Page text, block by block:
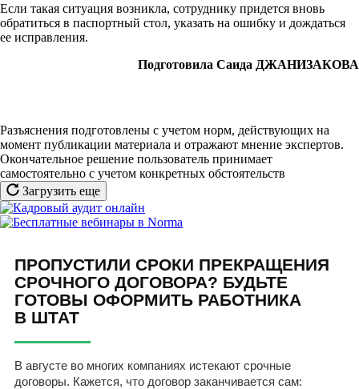
Если такая ситуация возникла, сотруднику придется вновь
обратиться в паспортный стол, указать на ошибку и дождаться
ее исправления.
Подготовила Саида ДЖАНИЗАКОВА
Разъяснения подготовлены с учетом норм, действующих на
момент публикации материала и отражают мнение экспертов.
Окончательное решение пользователь принимает
самостоятельно с учетом конкретных обстоятельств
Загрузить еще
ПРОПУСТИЛИ СРОКИ ПРЕКРАЩЕНИЯ
СРОЧНОГО ДОГОВОРА? БУДЬТЕ
ГОТОВЫ ОФОРМИТЬ РАБОТНИКА
В ШТАТ
В августе во многих компаниях истекают срочные
договоры. Кажется, что договор заканчивается сам: